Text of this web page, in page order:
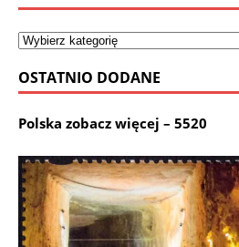
OSTATNIO DODANE
Polska zobacz więcej – 5520